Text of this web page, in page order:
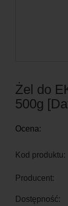
Żel do
500g
Ocena:
Kod produktu:
Producent:
Dostępność: